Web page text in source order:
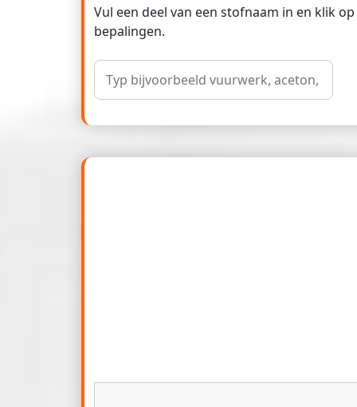
Vul een deel van een stofnaam in en klik
bepalingen.